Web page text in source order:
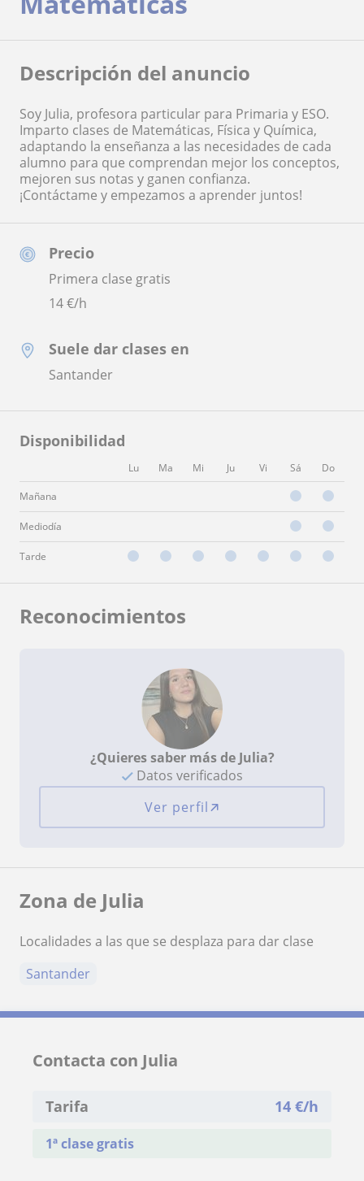
Precio
Primera clase gratis
14€/h
Suele dar clases en
Santander
Disponibilidad
Lu Ma Mi Ju Vi Sá Do
Mañana
Mediodía
Tarde
Descripción del anuncio
Soy Julia, profesora particular para Primaria y ESO.
Imparto clases de Matemáticas, Física y Química,
adaptando la enseñanza a las necesidades de cada
alumno para que comprendan mejor los conceptos,
mejoren sus notas y ganen confianza.
¡Contáctame y empezamos a aprender juntos!
Reconocimientos
¿Quieres saber más de Julia?
Datos verificados
Ver perfil
Zona de Julia
Localidades a las que se desplaza para dar clase
Santander
Contacta con Julia
Tarifa 14 €/h
1ª clase gratis